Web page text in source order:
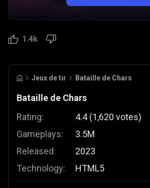
1.4k
Jeux de tir Bataille de Chars
Bataille de Chars
Rating:
Gameplays:
Released:
Technology:
4.4 (1,620 votes)
3.5M
2023
HTML5